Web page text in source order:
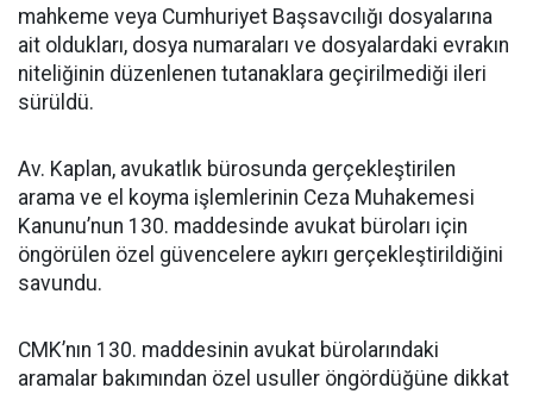
mahkeme veya Cumhuriyet Başsavcılığı dosyalarına
ait oldukları, dosya numaraları ve dosyalardaki evrakın
niteliğinin düzenlenen tutanaklara geçirilmediği ileri
sürüldü.
Av. Kaplan, avukatlık bürosunda gerçekleştirilen
arama ve el koyma işlemlerinin Ceza Muhakemesi
Kanunu’nun 130. maddesinde avukat büroları için
öngörülen özel güvencelere aykırı gerçekleştirildiğini
savundu.
CMK’nın 130. maddesinin avukat bürolarındaki
aramalar bakımından özel usuller öngördüğüne dikkat